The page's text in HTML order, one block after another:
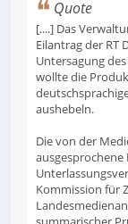
Quote
[....] Das
Eilantrag der RT
Untersagung
wollte die
aushebeln.
Die von der
Kommission für